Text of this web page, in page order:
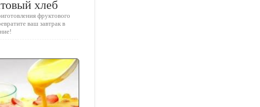
хлеб
фруктового
ваш завтрак в